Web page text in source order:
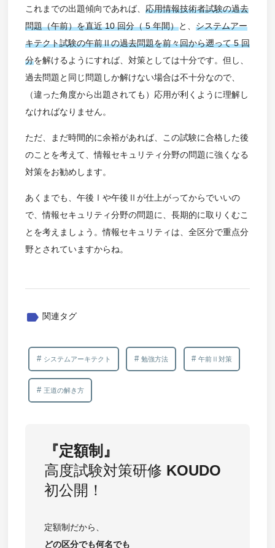
これまでの出題傾向であれば、 応用情報技術者試験の過去
問題（午前）を直近 10 回分（ 5 年間）と、 システムアー
キテクト試験の午前Ⅱの過去問題を前々回から遡って 5 回
分を解けるようにすれば、対策としては十分です。但し、
過去問題と同じ問題しか解けない場合は不十分なので、
（違った角度から出題されても）応用が利くように理解し
なければなりません。
ただ、まだ時間的に余裕があれば、この試験に合格した後
のことを考えて、情報セキュリティ分野の問題に強くなる
対策をお勧めします。
あくまでも、午後Ⅰや午後Ⅱが仕上がってからでいいの
で、情報セキュリティ分野の問題に、長期的に取りくむこ
とを考えましょう。情報セキュリティは、全区分で重点分
野とされていますからね。
label 関連タグ
システムアーキテクト 勉強方法 午前Ⅱ対策
王道の解き方
『定額制』
高度試験対策研修 KOUDO
初公開！
定額制だから、
どの区分でも何名でも